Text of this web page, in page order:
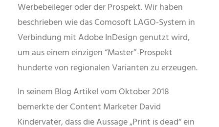
Werbebeileger oder der Prospekt. Wir haben
beschrieben wie das Comosoft LAGO-System in
Verbindung mit Adobe InDesign genutzt wird,
um aus einem einzigen “Master”-Prospekt
hunderte von regionalen Varianten zu erzeugen.
In seinem Blog Artikel vom Oktober 2018
bemerkte der Content Marketer David
Kindervater, dass die Aussage „Print is dead“ ein